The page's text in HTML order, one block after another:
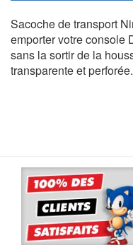
Sacoche de transport
emporter votre console
sans la sortir de la
transparente et perforée.